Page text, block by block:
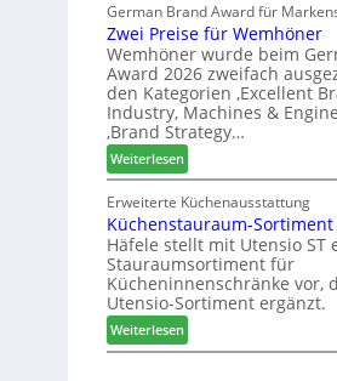
c
h
ä
f
t
a
h
r
s
t
F
ü
h
r
u
n
a
n
v
e
d
i
u
n
d
H
u
b
t
e
x
s
t
e
German Brand Award für
Zwei Preise für Wemhöner
Wemhöner wurde beim
Award 2026 zweifach
den Kategorien ‚Excellent
Industry, Machines &
‚Brand Strategy…
Weiterlesen:
Z
w
e
i
P
r
e
i
s
Erweiterte Küchenausstattung
Küchenstauraum-Sortiment
Häfele stellt mit Utensio ST
Stauraumsortiment für
Kücheninnenschränke vor,
Utensio-Sortiment ergänzt.
Weiterlesen:
K